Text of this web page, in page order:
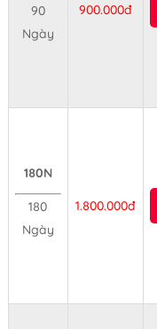
90
Ngày
900.000đ
180N
180
Ngày
1.800.000đ